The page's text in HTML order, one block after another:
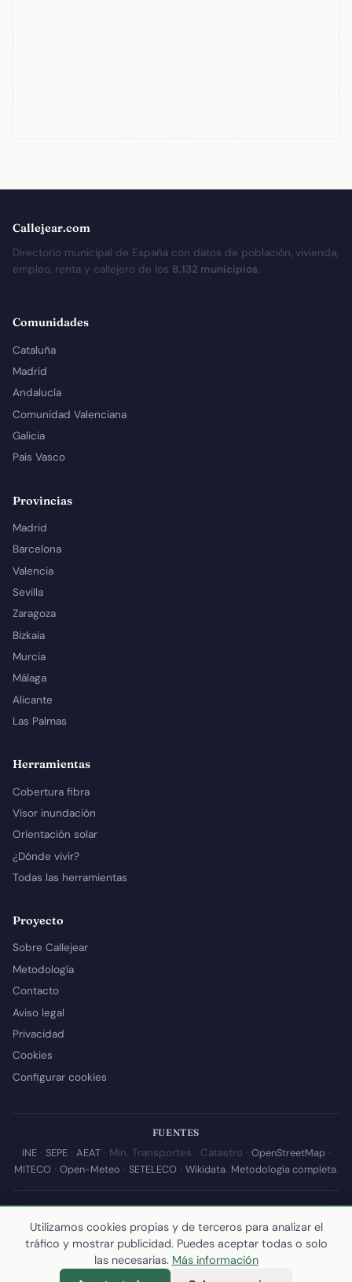
Callejear.com
Directorio municipal de España con datos de población, vivienda,
empleo, renta y callejero de los 8.132 municipios.
Comunidades
Cataluña
Madrid
Andalucía
Comunidad Valenciana
Galicia
País Vasco
Provincias
Madrid
Barcelona
Valencia
Sevilla
Zaragoza
Bizkaia
Murcia
Málaga
Alicante
Las Palmas
Herramientas
Cobertura fibra
Visor inundación
Orientación solar
¿Dónde vivir?
Todas las herramientas
Proyecto
Sobre Callejear
Metodología
Contacto
Aviso legal
Privacidad
Cookies
Configurar cookies
FUENTES
INE· SEPE· AEAT· Min. Transportes · Catastro · OpenStreetMap·
MITECO· Open-Meteo · SETELECO· Wikidata. Metodología completa.
© 2026 Callejear.com — Directorio municipal de España con datos
abiertos. Desarrollado y mantenido porYoel Castaño.
Última actualización de esta página:10 de julio de 2026
calculamos los datos
Utilizamos cookies propias y de terceros para analizar el
tráfico y mostrar publicidad. Puedes aceptar todas o solo
las necesarias. Más información